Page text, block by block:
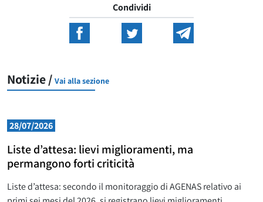
Condividi
Notizie / Vai alla sezione
28/07/2026
Liste d’attesa: lievi miglioramenti, ma
permangono forti criticità
Liste d’attesa: secondo il monitoraggio di AGENAS relativo ai